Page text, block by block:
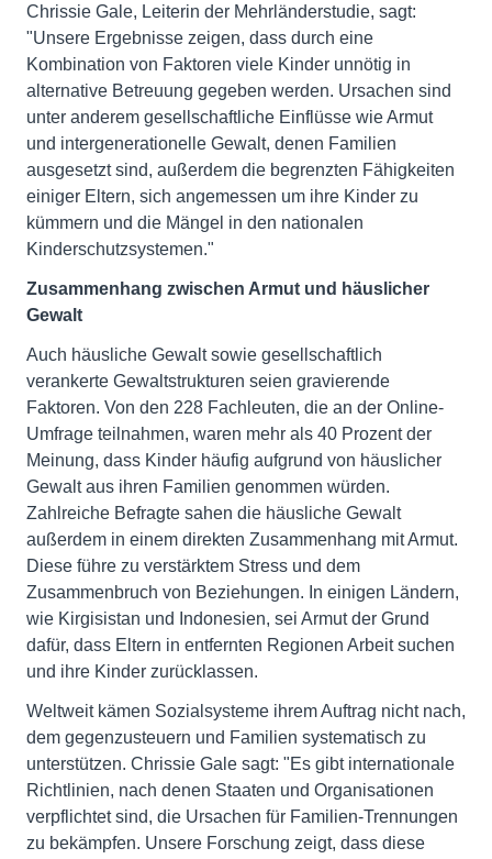
Chrissie Gale, Leiterin der Mehrländerstudie, sagt:
"Unsere Ergebnisse zeigen, dass durch eine
Kombination von Faktoren viele Kinder unnötig in
alternative Betreuung gegeben werden. Ursachen sind
unter anderem gesellschaftliche Einflüsse wie Armut
und intergenerationelle Gewalt, denen Familien
ausgesetzt sind, außerdem die begrenzten Fähigkeiten
einiger Eltern, sich angemessen um ihre Kinder zu
kümmern und die Mängel in den nationalen
Kinderschutzsystemen."
Zusammenhang zwischen Armut und häuslicher
Gewalt
Auch häusliche Gewalt sowie gesellschaftlich
verankerte Gewaltstrukturen seien gravierende
Faktoren. Von den 228 Fachleuten, die an der Online-
Umfrage teilnahmen, waren mehr als 40 Prozent der
Meinung, dass Kinder häufig aufgrund von häuslicher
Gewalt aus ihren Familien genommen würden.
Zahlreiche Befragte sahen die häusliche Gewalt
außerdem in einem direkten Zusammenhang mit Armut.
Diese führe zu verstärktem Stress und dem
Zusammenbruch von Beziehungen. In einigen Ländern,
wie Kirgisistan und Indonesien, sei Armut der Grund
dafür, dass Eltern in entfernten Regionen Arbeit suchen
und ihre Kinder zurücklassen.
Weltweit kämen Sozialsysteme ihrem Auftrag nicht nach,
dem gegenzusteuern und Familien systematisch zu
unterstützen. Chrissie Gale sagt: "Es gibt internationale
Richtlinien, nach denen Staaten und Organisationen
verpflichtet sind, die Ursachen für Familien-Trennungen
zu bekämpfen. Unsere Forschung zeigt, dass diese